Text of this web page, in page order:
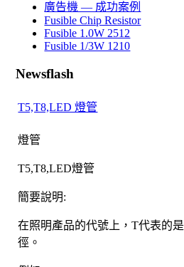
廣告機 — 成功案例
Fusible Chip Resistor
Fusible 1.0W 2512
Fusible 1/3W 1210
Newsflash
T5,T8,LED 燈管
燈管
T5,T8,LED燈管
簡要說明:
在照明產品的代號上，T代表的是
徑。